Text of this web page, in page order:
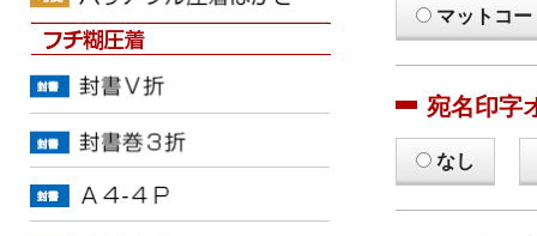
マットコー
宛名印字
なし